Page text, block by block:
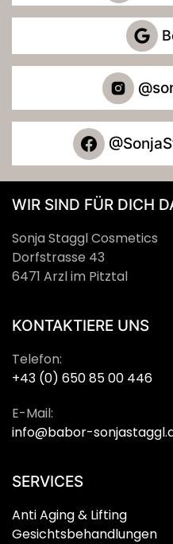
WIR SIND FÜR DICH
Sonja Staggl Cosmetics
Dorfstrasse 43
6471 Arzl im Pitztal
KONTAKTIERE UNS
Telefon:
+43 (0) 650 85 00 446
E-Mail:
info@babor-
SERVICES
Anti Aging & Lifting
Gesichtsbehandlungen